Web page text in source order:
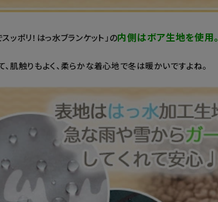
ッポリ！はっ水ブランケット」の内側はボア生地を使用。
、肌触りもよく、柔らかな着心地で冬は暖かいですよね。